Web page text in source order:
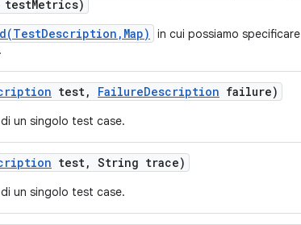
testMetrics)
in cui possiamo specificare
test, FailureDescription failure)
un singolo test case.
test, String trace)
un singolo test case.